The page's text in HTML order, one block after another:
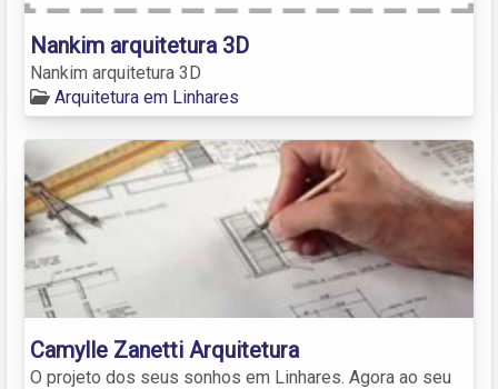
Nankim arquitetura 3D
Nankim arquitetura 3D
Arquitetura em Linhares
Camylle Zanetti Arquitetura
O projeto dos seus sonhos em Linhares. Agora ao seu